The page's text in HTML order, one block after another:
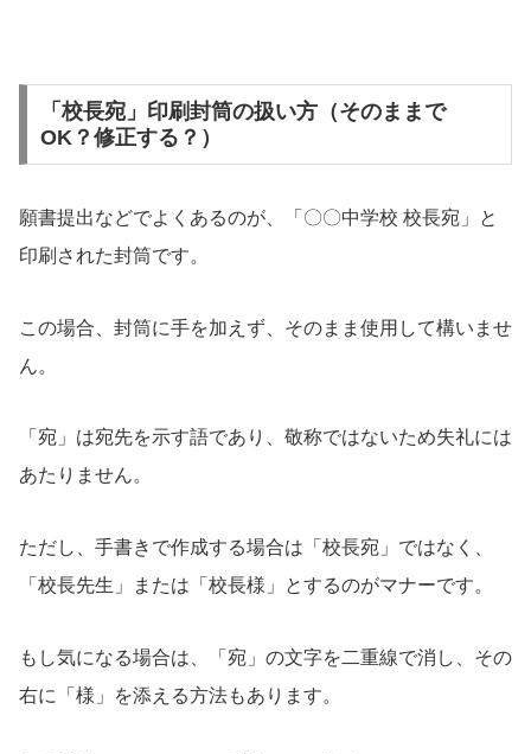
「校長宛」印刷封筒の扱い方（そのままで
OK？修正する？）
願書提出などでよくあるのが、「〇〇中学校 校長宛」と
印刷された封筒です。
この場合、封筒に手を加えず、そのまま使用して構いませ
ん。
「宛」は宛先を示す語であり、敬称ではないため失礼には
あたりません。
ただし、手書きで作成する場合は「校長宛」ではなく、
「校長先生」または「校長様」とするのがマナーです。
もし気になる場合は、「宛」の文字を二重線で消し、その
右に「様」を添える方法もあります。